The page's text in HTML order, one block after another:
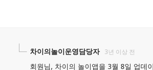
차이의놀이운영담당자 3년 이상 전
회원님, 차이의 놀이앱을 3월 8일 업데